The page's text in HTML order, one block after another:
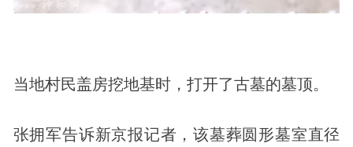
当地村民盖房挖地基时，打开了古墓的墓顶。
张拥军告诉新京报记者，该墓葬圆形墓室直径